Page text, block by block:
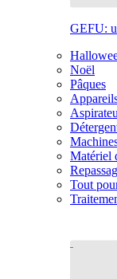
GEFU:
Noël
Pâques
Matériel
Tout